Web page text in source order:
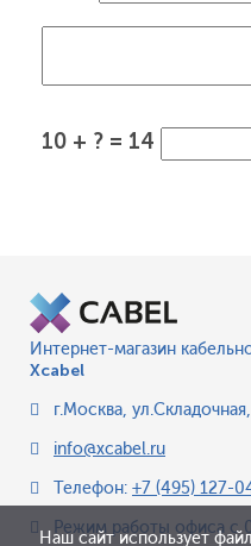
10 + ? = 14
Интернет-магазин
Xcabel
г.Москва,
info@xcabel.ru
Телефон: +7 (495) 127-
Режим работы офиса с
Наш сайт использует